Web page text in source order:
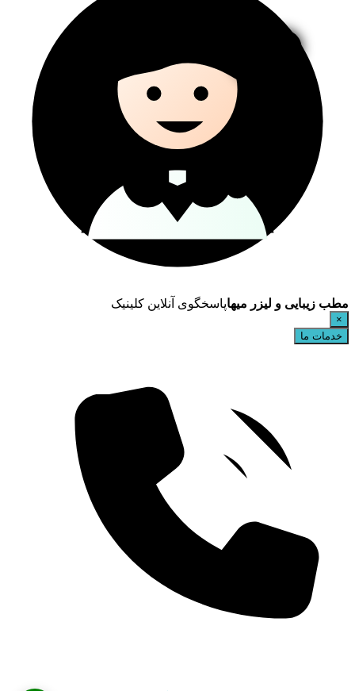
مطب زیبایی و لیزر میهاپاسخگوی آنلاین کلینیک
×
خدمات ما